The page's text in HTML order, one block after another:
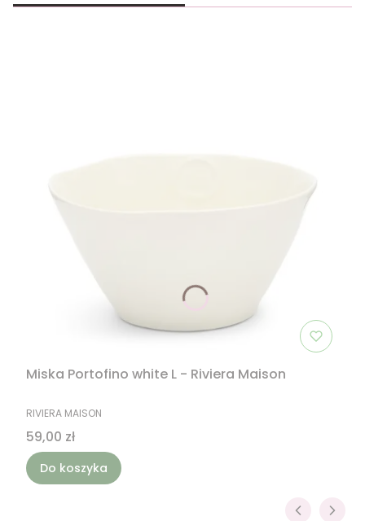
Miska Portofino white L - Riviera Maison
PRODUCENT
RIVIERA MAISON
Cena
59,00 zł
Do koszyka